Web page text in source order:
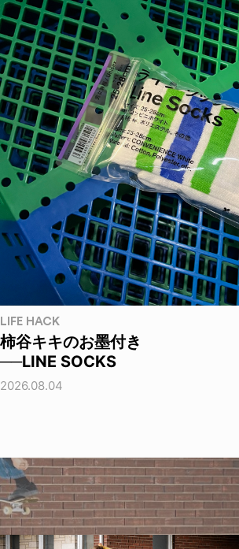
LIFE HACK
柿谷キキのお墨付き
──LINE SOCKS
2026.08.04